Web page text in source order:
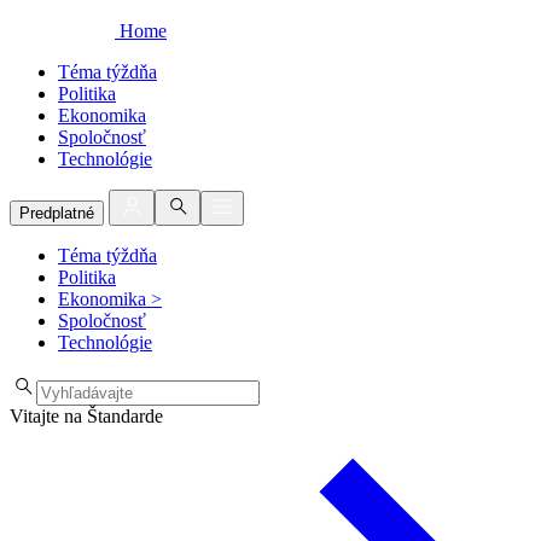
Home
Téma týždňa
Politika
Ekonomika
Spoločnosť
Technológie
Predplatné
Téma týždňa
Politika
Ekonomika >
Spoločnosť
Technológie
Vitajte na Štandarde